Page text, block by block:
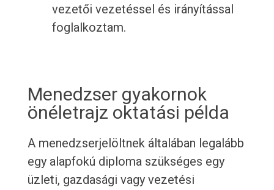
vezetői vezetéssel és irányítással
foglalkoztam.
Menedzser gyakornok
önéletrajz oktatási példa
A menedzserjelöltnek általában legalább
egy alapfokú diploma szükséges egy
üzleti, gazdasági vagy vezetési